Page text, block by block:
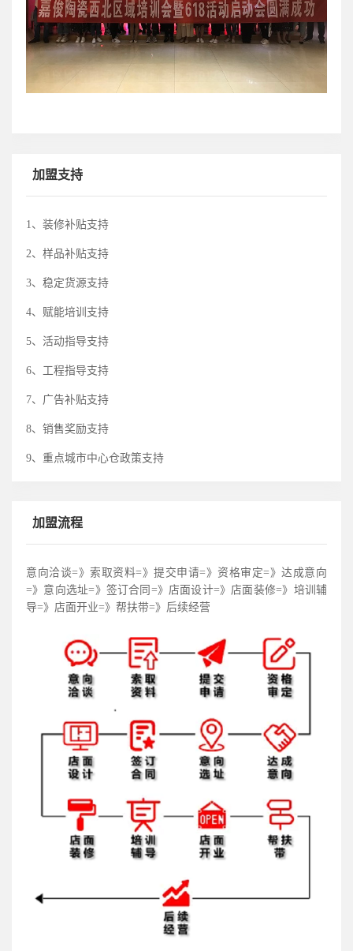
加盟支持
1、装修补贴支持
2、样品补贴支持
3、稳定货源支持
4、赋能培训支持
5、活动指导支持
6、工程指导支持
7、广告补贴支持
8、销售奖励支持
9、重点城市中心仓政策支持
加盟流程
意向洽谈=》索取资料=》提交申请=》资格审定=》达成意向
=》意向选址=》签订合同=》店面设计=》店面装修=》培训辅
导=》店面开业=》帮扶带=》后续经营